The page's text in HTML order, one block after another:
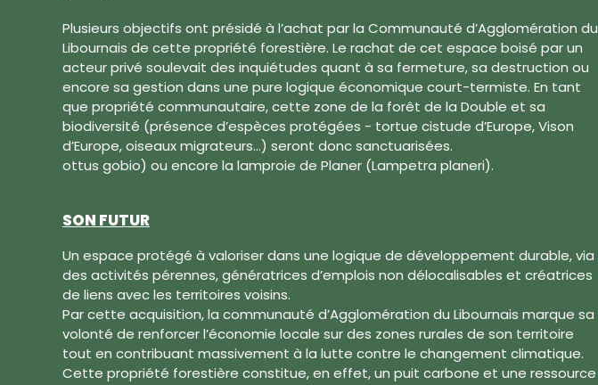
Plusieurs objectifs ont présidé à l’achat par la Communauté d’Agglomération du
Libournais de cette propriété forestière. Le rachat de cet espace boisé par un
acteur privé soulevait des inquiétudes quant à sa fermeture, sa destruction ou
encore sa gestion dans une pure logique économique court-termiste. En tant
que propriété communautaire, cette zone de la forêt de la Double et sa
biodiversité (présence d’espèces protégées - tortue cistude d’Europe, Vison
d’Europe, oiseaux migrateurs…) seront donc sanctuarisées.
ottus gobio) ou encore la lamproie de Planer (Lampetra planeri).
SON FUTUR
Un espace protégé à valoriser dans une logique de développement durable, via
des activités pérennes, génératrices d’emplois non délocalisables et créatrices
de liens avec les territoires voisins.
Par cette acquisition, la communauté d’Agglomération du Libournais marque sa
volonté de renforcer l’économie locale sur des zones rurales de son territoire
tout en contribuant massivement à la lutte contre le changement climatique.
Cette propriété forestière constitue, en effet, un puit carbone et une ressource